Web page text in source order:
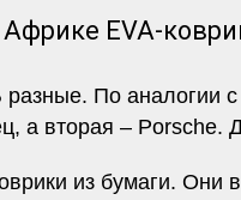
Африке EVA-
По аналогии с
а вторая – Porsche.
из бумаги. Они